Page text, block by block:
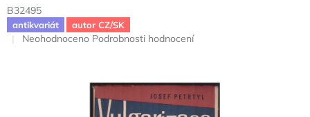
B32495
antikvariát autor CZ/SK
Průměrné
Neohodnoceno Podrobnosti hodnocení